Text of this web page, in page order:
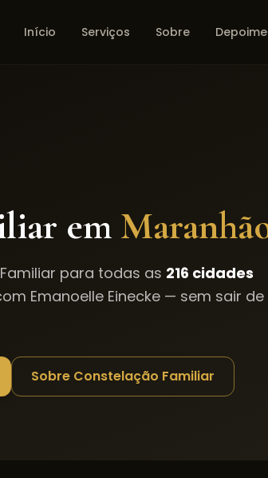
Início Serviços Sobre
em
para todas as 216 cidades
Emanoelle Einecke — sem sair de
Sobre Constelação Familiar